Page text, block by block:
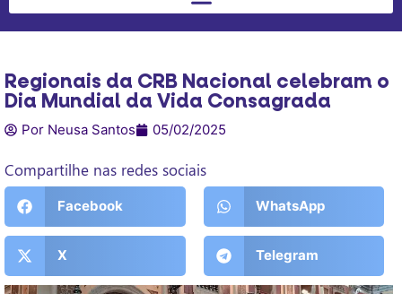
Regionais da CRB Nacional celebram o
Dia Mundial da Vida Consagrada
Por Neusa Santos 05/02/2025
Compartilhe nas redes sociais
Facebook WhatsApp
X Telegram